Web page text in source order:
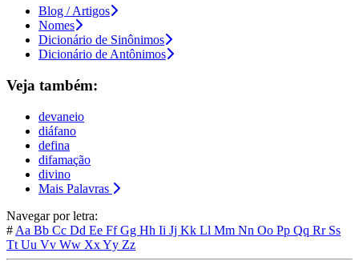
Blog / Artigos
Nomes
Dicionário de Sinônimos
Dicionário de Antônimos
Veja também:
devaneio
diáfano
defina
difamação
divino
Mais Palavras
Navegar por letra:
# Aa Bb Cc Dd Ee FfGg Hh Ii Jj Kk Ll Mm Nn Oo Pp Qq Rr Ss
Tt Uu Vv Ww XxYy Zz